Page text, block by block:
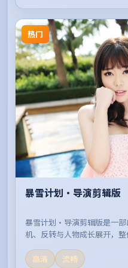
热门
暴雪计划·导演剪辑版
暴雪计划·导演剪辑版是一
机、反转与人物成长展开，整
高清
流畅